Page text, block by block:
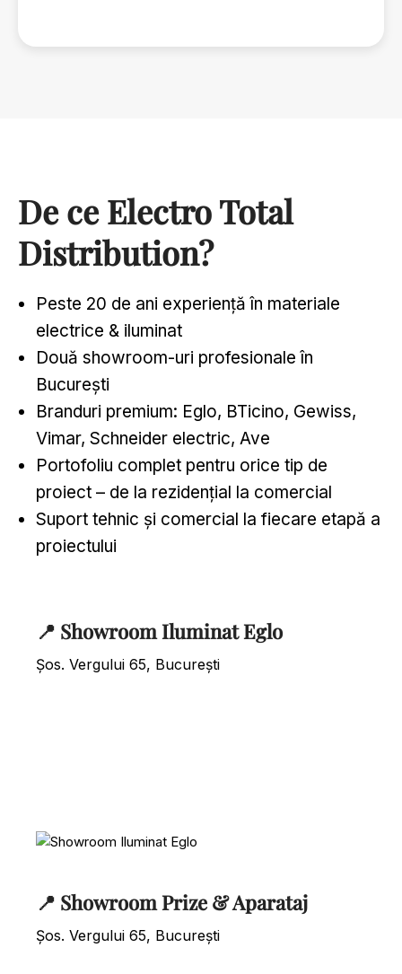
De ce Electro Total
Distribution?
Peste 20 de ani experiență în materiale
electrice & iluminat
Două showroom-uri profesionale în
București
Branduri premium: Eglo, BTicino, Gewiss,
Vimar, Schneider electric, Ave
Portofoliu complet pentru orice tip de
proiect – de la rezidențial la comercial
Suport tehnic și comercial la fiecare etapă a
proiectului
📍 Showroom Iluminat Eglo
Șos. Vergului 65, București
📍 Showroom Prize & Aparataj
Șos. Vergului 65, București